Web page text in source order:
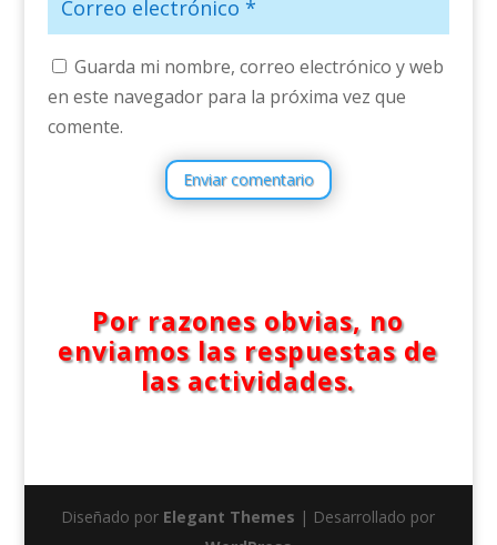
Guarda mi nombre, correo electrónico y web
en este navegador para la próxima vez que
comente.
Enviar comentario
Por razones obvias, no
enviamos las respuestas de
las actividades.
Diseñado por Elegant Themes | Desarrollado por